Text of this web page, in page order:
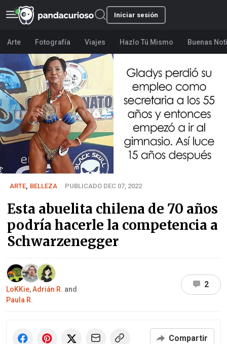
Iniciar sesión
Arte Fotografía Viajes Hazlo Tú Mismo Buenas
ARTE BELLEZA PUBLICADO DEC 07, 2022
Esta abuelita chilena de 70 años
podría hacerle la competencia a
Schwarzenegger
LoKKie,Adrián R. and
Paula R.
2
Compartir